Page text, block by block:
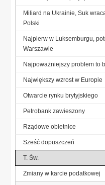
Miliard na Ukrainie, Suk
Polski
Najpierw w Luksemburgu,
Warszawie
Najpoważniejszy problem to
Największy wzrost w Europie
Otwarcie rynku brytyjskiego
Petrobank zawieszony
Rządowe obietnice
Sześć dopuszczeń
T. Św.
Zmiany w karcie podatkowej